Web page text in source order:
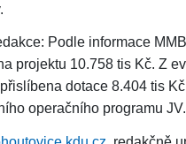
Podle informace
projektu 10.758 tis Kč. Z
dotace 8.404 tis
operačního programu